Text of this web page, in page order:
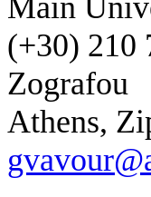
Main
(+30) 210
Zografou
Athens,